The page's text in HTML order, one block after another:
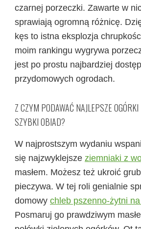
czarnej porzeczki. Zawarte w
sprawiają ogromną różnicę.
kęs to istna eksplozja
moim rankingu wygrywa
jest po prostu najbardziej
przydomowych ogrodach.
Z CZYM PODAWAĆ NAJLEPSZE
SZYBKI OBIAD?
W najprostszym wydaniu
się najzwyklejsze ziemniaki z
masłem. Możesz też ukroić
pieczywa. W tej roli genialnie
domowy chleb pszenno-żytni
Posmaruj go prawdziwym